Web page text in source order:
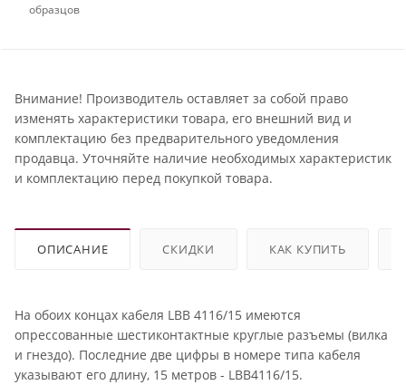
образцов
Внимание! Производитель оставляет за собой право
изменять характеристики товара, его внешний вид и
комплектацию без предварительного уведомления
продавца. Уточняйте наличие необходимых характеристик
и комплектацию перед покупкой товара.
ОПИСАНИЕ СКИДКИ КАК КУПИТЬ
На обоих концах кабеля LBB 4116/15 имеются
опрессованные шестиконтактные круглые разъемы (вилка
и гнездо). Последние две цифры в номере типа кабеля
указывают его длину, 15 метров - LBB4116/15.